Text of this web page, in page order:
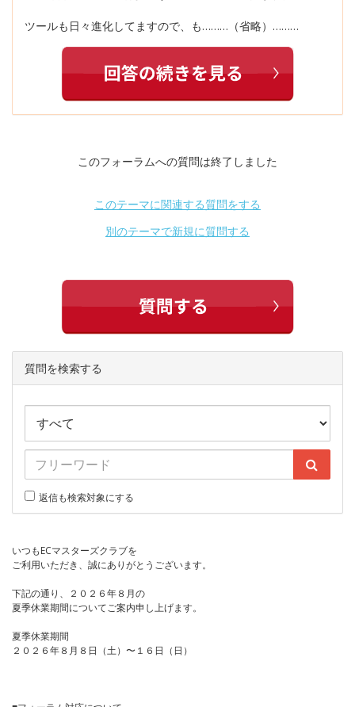
ツールも日々進化してますので、も………（省略）………
このフォーラムへの質問は終了しました
このテーマに関連する質問をする
別のテーマで新規に質問する
質問を検索する
返信も検索対象にする
いつもECマスターズクラブを
ご利用いただき、誠にありがとうございます。
下記の通り、２０２６年８月の
夏季休業期間についてご案内申し上げます。
夏季休業期間
２０２６年８月８日（土）〜１６日（日）